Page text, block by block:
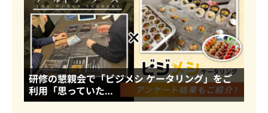
研修の懇親会で「ビジメシ ケータリング」をご
利用「思っていた…